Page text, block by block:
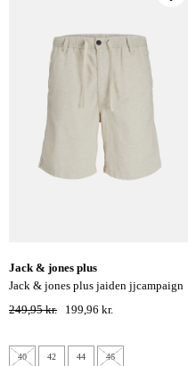
jack & jones plus
jack & jones plus jaiden jjcampaign
hybrid hør shorts - moonbeam
249,95 kr. 199,96 kr.
40 42 44 46